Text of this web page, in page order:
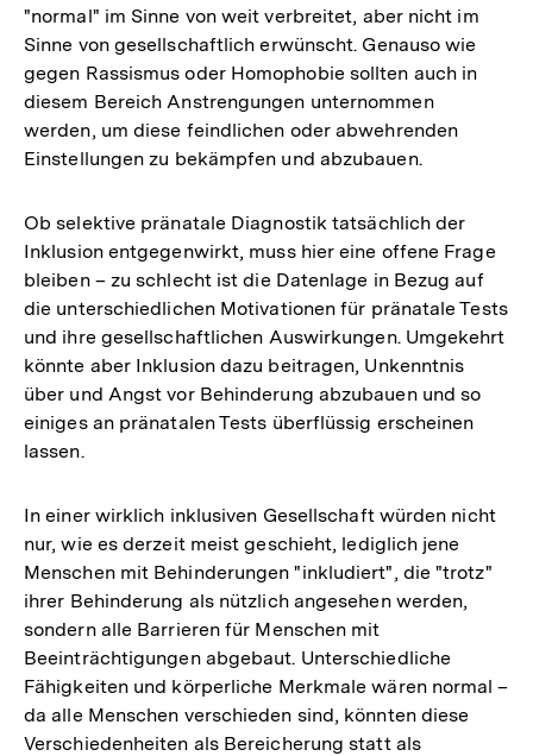
"normal" im Sinne von weit verbreitet, aber nicht im
Sinne von gesellschaftlich erwünscht. Genauso wie
gegen Rassismus oder Homophobie sollten auch in
diesem Bereich Anstrengungen unternommen
werden, um diese feindlichen oder abwehrenden
Einstellungen zu bekämpfen und abzubauen.
Ob selektive pränatale Diagnostik tatsächlich der
Inklusion entgegenwirkt, muss hier eine offene Frage
bleiben – zu schlecht ist die Datenlage in Bezug auf
die unterschiedlichen Motivationen für pränatale Tests
und ihre gesellschaftlichen Auswirkungen. Umgekehrt
könnte aber Inklusion dazu beitragen, Unkenntnis
über und Angst vor Behinderung abzubauen und so
einiges an pränatalen Tests überflüssig erscheinen
lassen.
In einer wirklich inklusiven Gesellschaft würden nicht
nur, wie es derzeit meist geschieht, lediglich jene
Menschen mit Behinderungen "inkludiert", die "trotz"
ihrer Behinderung als nützlich angesehen werden,
sondern alle Barrieren für Menschen mit
Beeinträchtigungen abgebaut. Unterschiedliche
Fähigkeiten und körperliche Merkmale wären normal –
da alle Menschen verschieden sind, könnten diese
Verschiedenheiten als Bereicherung statt als